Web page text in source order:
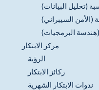
(تحليل البيانات)
السيبراني)
البرمجيات)
مركز الابتكار
الرؤية
ركائز الابتكار
ندوات الابتكار الشهرية